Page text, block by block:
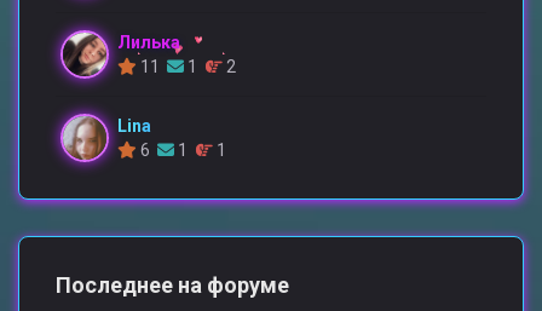
Лилька
11
1 2
Lina
6
1 1
Последнее на форуме